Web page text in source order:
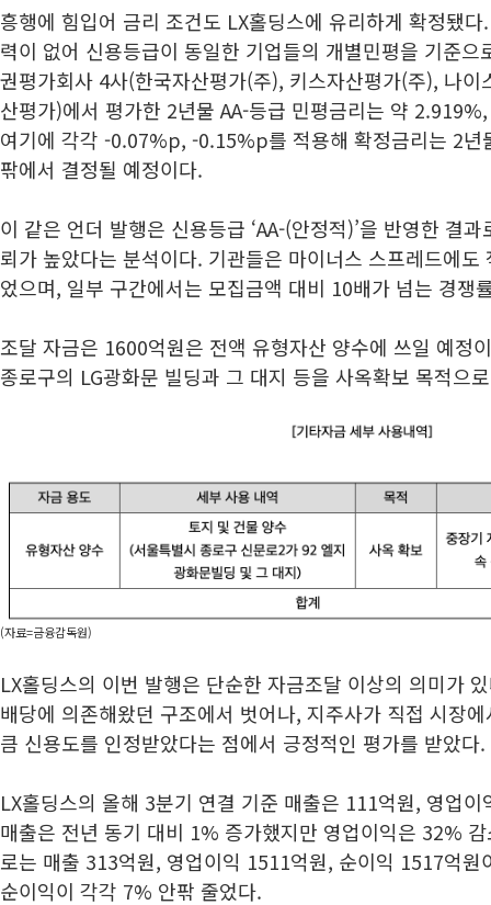
흥행에 힘입어 금리 조건도 LX홀딩스에 유리하게 확정됐
력이 없어 신용등급이 동일한 기업들의 개별민평을 기준으
권평가회사 4사(한국자산평가(주), 키스자산평가(주), 나
산평가)에서 평가한 2년물 AA-등급 민평금리는 약
여기에 각각 -0.07%p, -0.15%p를 적용해 확정금리는 2
팎에서 결정될 예정이다.
이 같은 언더 발행은 신용등급 ‘AA-(안정적)’을 반영한 결
뢰가 높았다는 분석이다. 기관들은 마이너스 스프레드에도
었으며, 일부 구간에서는 모집금액 대비 10배가 넘는 경쟁
조달 자금은 1600억원은 전액 유형자산 양수에 쓰일 예정
종로구의 LG광화문 빌딩과 그 대지 등을 사옥확보 목적으
(자료=금융감독원)
LX홀딩스의 이번 발행은 단순한 자금조달 이상의 의미가
배당에 의존해왔던 구조에서 벗어나, 지주사가 직접 시장
큼 신용도를 인정받았다는 점에서 긍정적인 평가를 받았다.
LX홀딩스의 올해 3분기 연결 기준 매출은 111억원, 영업
매출은 전년 동기 대비 1% 증가했지만 영업이익은 32%
로는 매출 313억원, 영업이익 1511억원, 순이익 1517억원
순이익이 각각 7% 안팎 줄었다.